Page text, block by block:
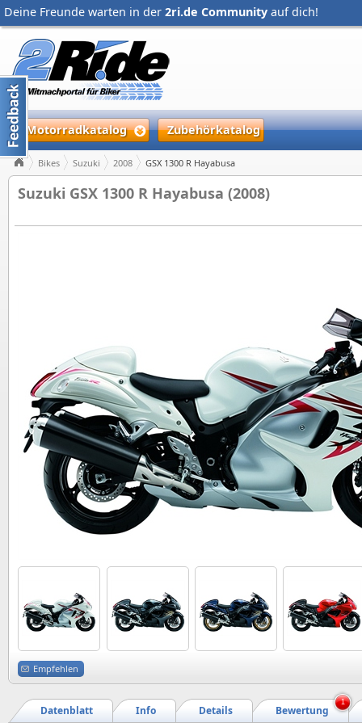
Deine Freunde warten in der 2ri.de Community auf dich!
Motorradkatalog Zubehörkatalog
Bikes Suzuki 2008 GSX 1300 R Hayabusa
Suzuki GSX 1300 R Hayabusa (2008)
Empfehlen
Bewertung
Details
Info
Datenblatt
1